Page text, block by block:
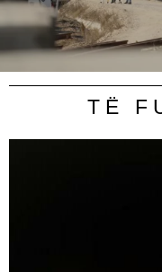
TË